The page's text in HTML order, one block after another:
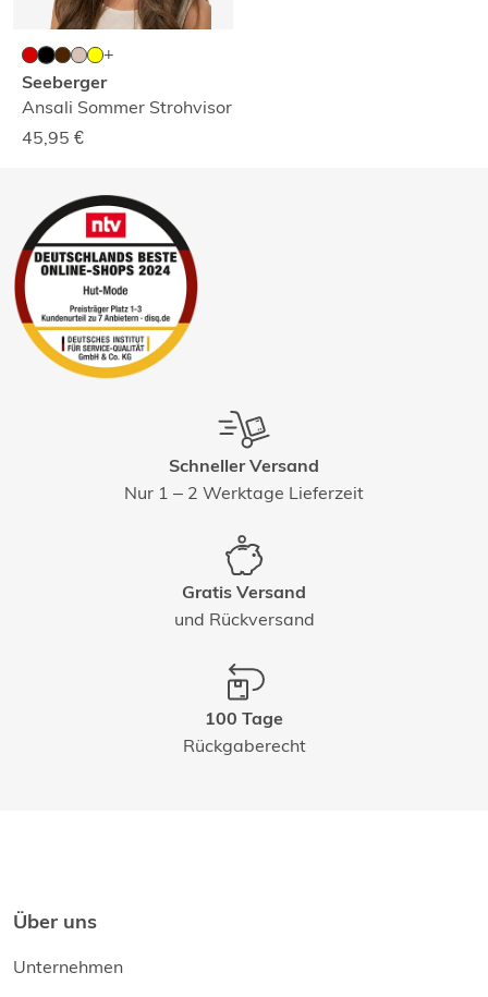
Seeberger
Ansali Sommer Strohvisor
45,95 €
Schneller Versand
Nur 1 – 2 Werktage Lieferzeit
Gratis Versand
und Rückversand
100 Tage
Rückgaberecht
Über uns
Unternehmen